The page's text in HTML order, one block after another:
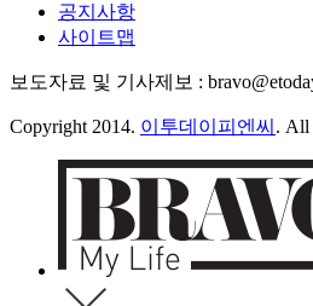
공지사항
사이트맵
보도자료 및 기사제보 :
Copyright 2014. 이투데이피엔씨 . All